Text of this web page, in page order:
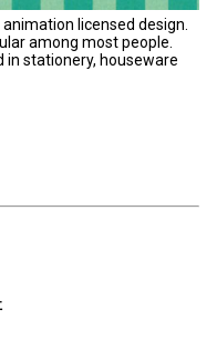
licensed design.
among most people.
in stationery, houseware